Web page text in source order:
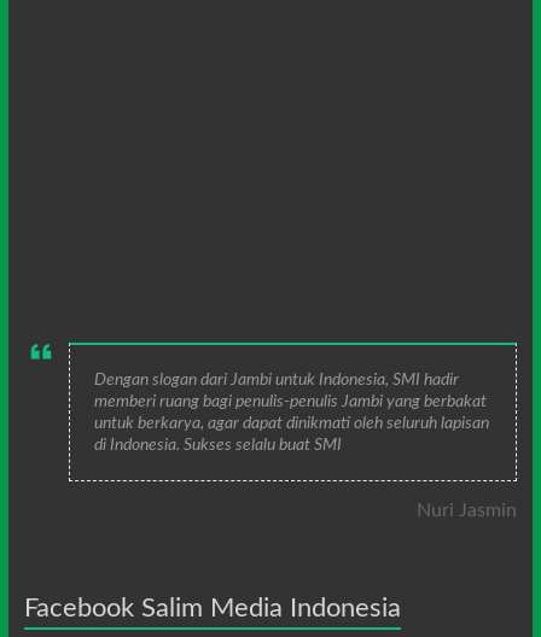
Dengan slogan dari Jambi untuk Indonesia, SMI hadir
memberi ruang bagi penulis-penulis Jambi yang berbakat
untuk berkarya, agar dapat dinikmati oleh seluruh lapisan
di Indonesia. Sukses selalu buat SMI
Nuri Jasmin
Facebook Salim Media Indonesia